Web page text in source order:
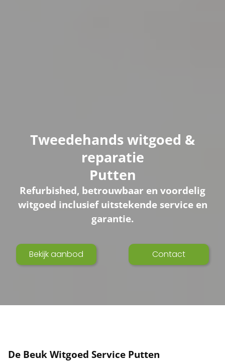
Tweedehands witgoed &
reparatie
Putten
Refurbished, betrouwbaar en voordelig
witgoed inclusief uitstekende service en
garantie.
Bekijk aanbod Contact
De Beuk Witgoed Service Putten